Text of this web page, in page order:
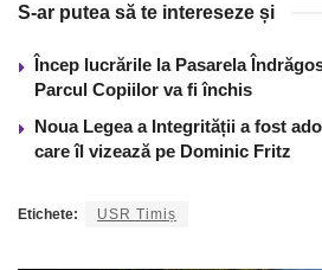
S-ar putea să te intereseze și
Încep lucrările la Pasarela
Parcul Copiilor va fi închis
Noua Legea a Integrității a fost
care îl vizează pe Dominic Fritz
Etichete: USR Timiș